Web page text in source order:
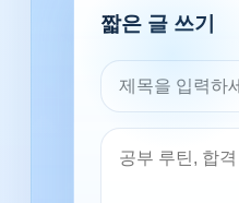
짧은 글 쓰기